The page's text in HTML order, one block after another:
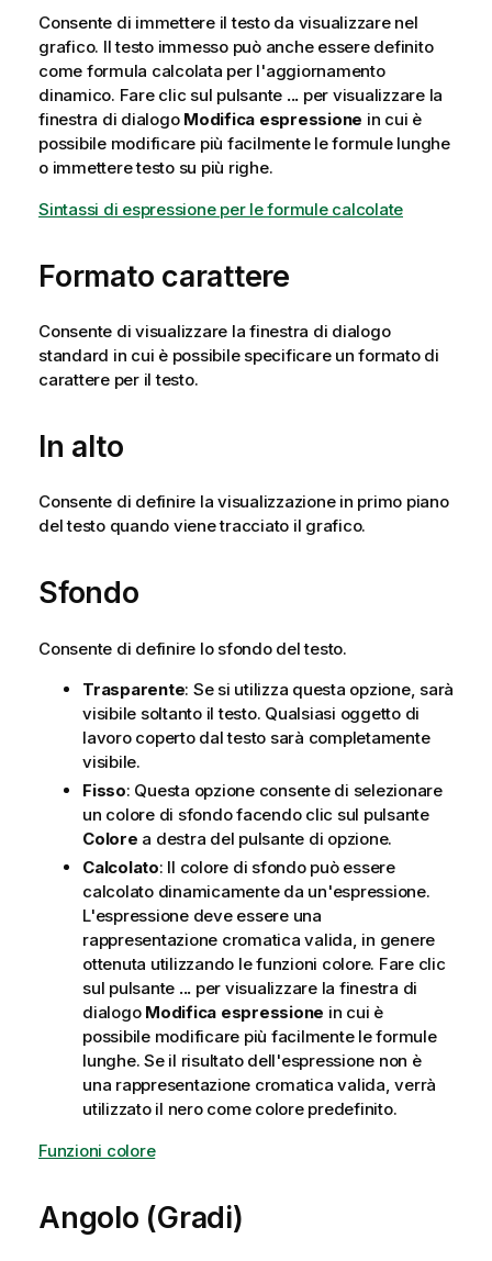
Consente di immettere il testo da visualizzare nel
grafico. Il testo immesso può anche essere definito
come formula calcolata per l'aggiornamento
dinamico. Fare clic sul pulsante ... per visualizzare la
finestra di dialogo Modifica espressione in cui è
possibile modificare più facilmente le formule lunghe
o immettere testo su più righe.
Sintassi di espressione per le formule calcolate
Formato carattere
Consente di visualizzare la finestra di dialogo
standard in cui è possibile specificare un formato di
carattere per il testo.
In alto
Consente di definire la visualizzazione in primo piano
del testo quando viene tracciato il grafico.
Sfondo
Consente di definire lo sfondo del testo.
Trasparente: Se si utilizza questa opzione, sarà
visibile soltanto il testo. Qualsiasi oggetto di
lavoro coperto dal testo sarà completamente
visibile.
Fisso: Questa opzione consente di selezionare
un colore di sfondo facendo clic sul pulsante
Colore a destra del pulsante di opzione.
Calcolato: Il colore di sfondo può essere
calcolato dinamicamente da un'espressione.
L'espressione deve essere una
rappresentazione cromatica valida, in genere
ottenuta utilizzando le funzioni colore. Fare clic
sul pulsante ... per visualizzare la finestra di
dialogo Modifica espressione in cui è
possibile modificare più facilmente le formule
lunghe. Se il risultato dell'espressione non è
una rappresentazione cromatica valida, verrà
utilizzato il nero come colore predefinito.
Funzioni colore
Angolo (Gradi)